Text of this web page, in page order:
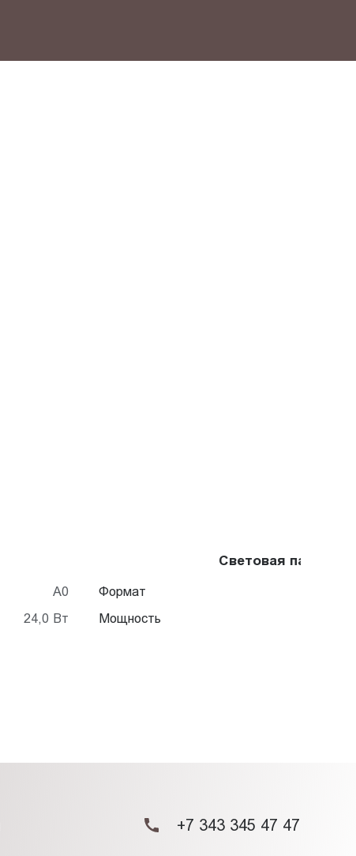
A0
24,0 Вт
Световая панель
Формат
Мощность
+7 343 345 47 47